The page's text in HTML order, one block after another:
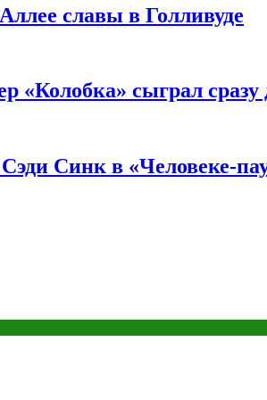
славы в Голливуде
сыграл сразу
Синк в «Человеке-